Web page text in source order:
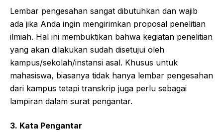
Lembar pengesahan sangat dibutuhkan dan wajib
ada jika Anda ingin mengirimkan proposal penelitian
ilmiah. Hal ini membuktikan bahwa kegiatan penelitian
yang akan dilakukan sudah disetujui oleh
kampus/sekolah/instansi asal. Khusus untuk
mahasiswa, biasanya tidak hanya lembar pengesahan
dari kampus tetapi transkrip juga perlu sebagai
lampiran dalam surat pengantar.
3. Kata Pengantar